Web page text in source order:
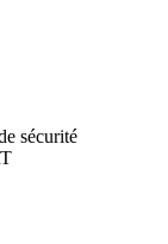
sécurité